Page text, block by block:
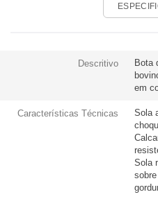
Descritivo
Bota
em
Características Técnicas
Sola
Sola